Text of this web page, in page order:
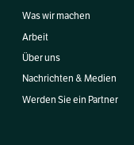
Was wir machen
Arbeit
Über uns
Nachrichten & Medien
Werden Sie ein Partner